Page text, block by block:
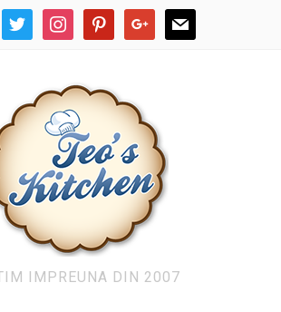
twitter instagrampinterestgoogle mail
IMPREUNA DIN 2007